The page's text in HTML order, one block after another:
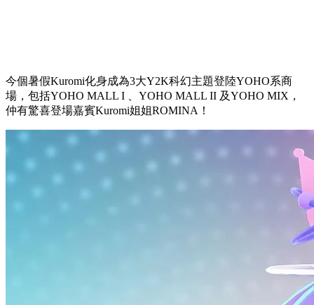
今個暑假Kuromi化身成為3大Y2K科幻主題登陸YOHO系商
場，包括YOHO MALL I YOHO MALL II 及YOHO MIX，
仲有驚喜登場嘉賓Kuromi姐姐ROMINA！